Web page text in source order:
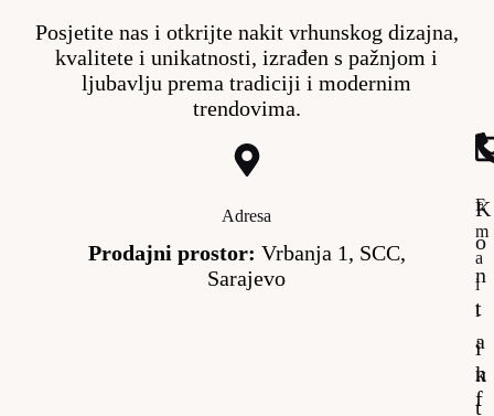
Posjetite nas i otkrijte nakit vrhunskog dizajna,
kvalitete i unikatnosti, izrađen s pažnjom i
ljubavlju prema tradiciji i modernim
trendovima.
Adresa
Prodajni prostor: Vrbanja 1, SCC,
Sarajevo
K
o
n
t
a
k
t
E
m
a
i
l
i
n
f